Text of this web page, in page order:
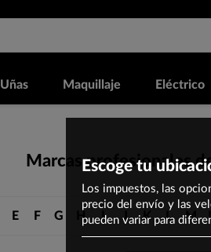
Uñas Maquillaje Eléctrico
Marcas profesionales
E F G H I J K L M
Escoge tu
Los impuestos, las
precio del envío y las
pueden variar para